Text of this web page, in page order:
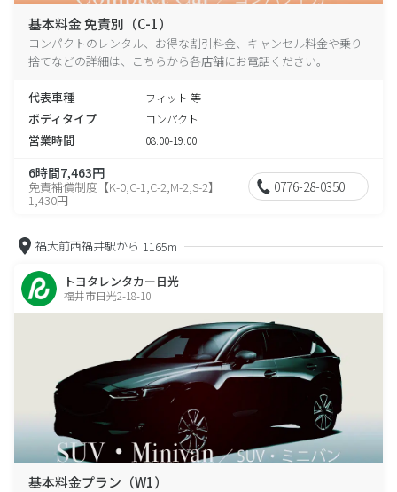
基本料金 免責別（C-1）
コンパクトのレンタル、お得な割引料金、キャンセル料金や乗り
捨てなどの詳細は、こちらから各店舗にお電話ください。
代表車種 フィット 等
ボディタイプ コンパクト
営業時間 08:00-19:00
6時間7,463円
免責補償制度【K-0,C-1,C-2,M-2,S-2】
1,430円
0776-28-0350
福大前西福井駅から 1165m
トヨタレンタカー日光
福井市日光2-18-10
基本料金プラン（W1）